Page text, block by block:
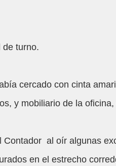
de turno.
cercado con cinta
y mobiliario de la
al oír algunas
en el estrecho